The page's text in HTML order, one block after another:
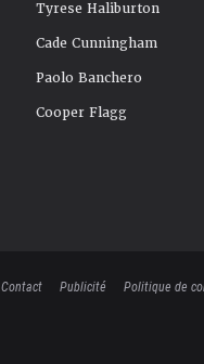
Tyrese Haliburton
Cade Cunningham
Paolo Banchero
Cooper Flagg
Contact Publicité Politique de